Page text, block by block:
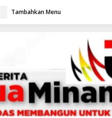
Tambahkan Menu